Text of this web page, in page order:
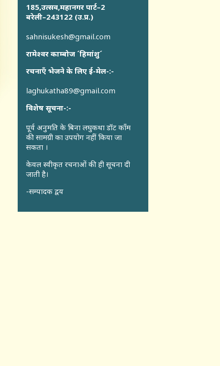
185,उत्सव,महानगर पार्ट–2
बरेली–243122 (उ.प्र.)
sahnisukesh@gmail.com
रामेश्वर काम्बोज ´हिमांशु´
रचनाएँ भेजने के लिए ई-मेल-:-
laghukatha89@gmail.com
विशेष सूचना-:-
पूर्व अनुमति के बिना लघुकथा डॉट कॉंम
की सामग्री का उपयोग नहीं किया जा
सकता ।
केवल स्वीकृत रचनाओं की ही सूचना दी
जाती है।
-सम्पादक द्वय